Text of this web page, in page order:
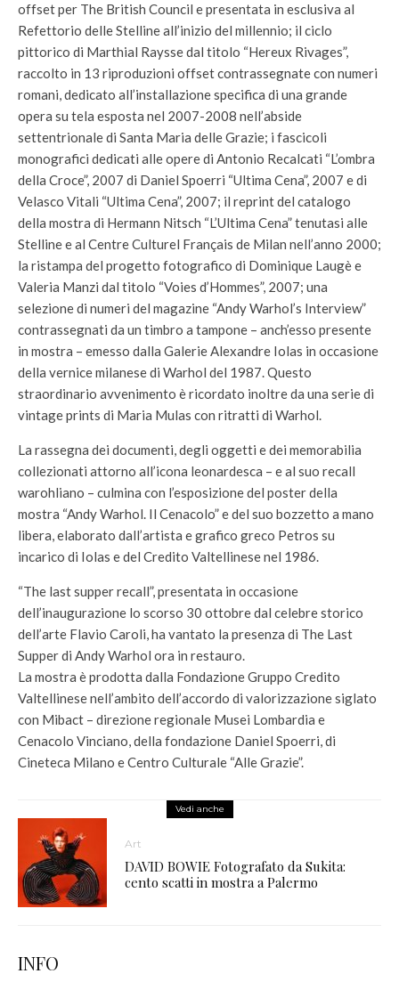
offset per The British Council e presentata in esclusiva al
Refettorio delle Stelline all’inizio del millennio; il ciclo
pittorico di Marthial Raysse dal titolo “Hereux Rivages”,
raccolto in 13 riproduzioni offset contrassegnate con numeri
romani, dedicato all’installazione specifica di una grande
opera su tela esposta nel 2007-2008 nell’abside
settentrionale di Santa Maria delle Grazie; i fascicoli
monografici dedicati alle opere di Antonio Recalcati “L’ombra
della Croce”, 2007 di Daniel Spoerri “Ultima Cena”, 2007 e di
Velasco Vitali “Ultima Cena”, 2007; il reprint del catalogo
della mostra di Hermann Nitsch “L’Ultima Cena” tenutasi alle
Stelline e al Centre Culturel Français de Milan nell’anno 2000;
la ristampa del progetto fotografico di Dominique Laugè e
Valeria Manzi dal titolo “Voies d’Hommes”, 2007; una
selezione di numeri del magazine “Andy Warhol’s Interview”
contrassegnati da un timbro a tampone – anch’esso presente
in mostra – emesso dalla Galerie Alexandre Iolas in occasione
della vernice milanese di Warhol del 1987. Questo
straordinario avvenimento è ricordato inoltre da una serie di
vintage prints di Maria Mulas con ritratti di Warhol.
La rassegna dei documenti, degli oggetti e dei memorabilia
collezionati attorno all’icona leonardesca – e al suo recall
warohliano – culmina con l’esposizione del poster della
mostra “Andy Warhol. Il Cenacolo” e del suo bozzetto a mano
libera, elaborato dall’artista e grafico greco Petros su
incarico di Iolas e del Credito Valtellinese nel 1986.
“The last supper recall”, presentata in occasione
dell’inaugurazione lo scorso 30 ottobre dal celebre storico
dell’arte Flavio Caroli, ha vantato la presenza di The Last
Supper di Andy Warhol ora in restauro.
La mostra è prodotta dalla Fondazione Gruppo Credito
Valtellinese nell’ambito dell’accordo di valorizzazione siglato
con Mibact – direzione regionale Musei Lombardia e
Cenacolo Vinciano, della fondazione Daniel Spoerri, di
Cineteca Milano e Centro Culturale “Alle Grazie”.
Vedi anche
Art
DAVID BOWIE Fotografato da Sukita:
cento scatti in mostra a Palermo
INFO